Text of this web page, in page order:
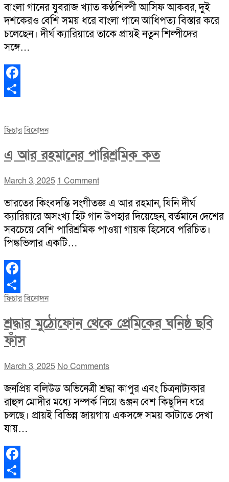
বাংলা গানের যুবরাজ খ্যাত কণ্ঠশিল্পী আসিফ আকবর, দুই
দশকেরও বেশি সময় ধরে বাংলা গানে আধিপত্য বিস্তার করে
চলেছেন। দীর্ঘ ক্যারিয়ারে তাকে প্রায়ই নতুন শিল্পীদের
সঙ্গে…
Facebook
ফিচারবিনোদন
এ আর রহমানের পারিশ্রমিক কত
March 3, 2025 1 Comment
ভারতের কিংবদন্তি সংগীতজ্ঞ এ আর রহমান, যিনি দীর্ঘ
ক্যারিয়ারে অসংখ্য হিট গান উপহার দিয়েছেন, বর্তমানে দেশের
সবচেয়ে বেশি পারিশ্রমিক পাওয়া গায়ক হিসেবে পরিচিত।
পিঙ্কভিলার একটি…
Facebook
Share
ফিচারবিনোদন
শ্রদ্ধার মুঠোফোন থেকে প্রেমিকের ঘনিষ্ঠ ছবি
ফাঁস
March 3, 2025 No Comments
জনপ্রিয় বলিউড অভিনেত্রী শ্রদ্ধা কাপুর এবং চিত্রনাট্যকার
রাহুল মোদীর মধ্যে সম্পর্ক নিয়ে গুঞ্জন বেশ কিছুদিন ধরে
চলছে। প্রায়ই বিভিন্ন জায়গায় একসঙ্গে সময় কাটাতে দেখা
যায়…
Facebook